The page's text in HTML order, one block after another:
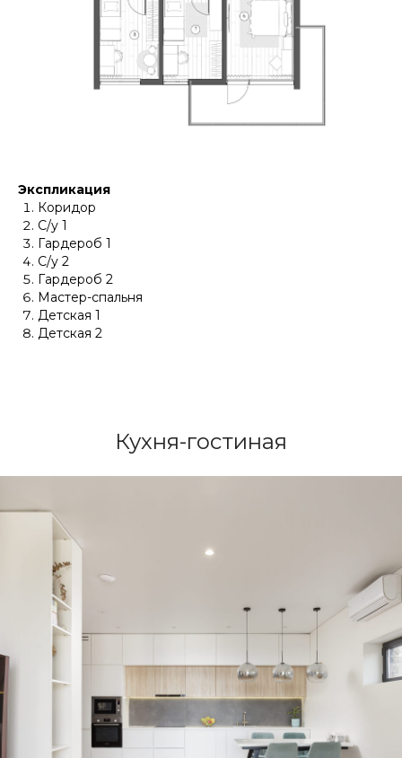
Экспликация
Коридор
С/у 1
Гардероб 1
С/у 2
Гардероб 2
Мастер-спальня
Детская 1
Детская 2
Кухня-гостиная